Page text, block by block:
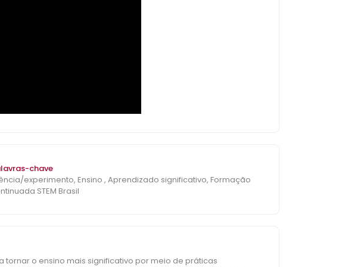
chave
experimento, Ensino , Aprendizado significativo, Formação
STEM Brasil
tornar o ensino mais significativo por meio de práticas